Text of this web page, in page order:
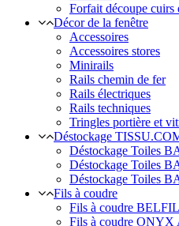
Forfait découpe cuirs
Décor de la fenêtre
Accessoires
Accessoires stores
Minirails
Rails chemin de fer
Rails électriques
Rails techniques
Tringles portière et
Déstockage
Déstockage Toiles
Déstockage Toiles
Déstockage Toiles
Fils à coudre
Fils à coudre
Fils à coudre